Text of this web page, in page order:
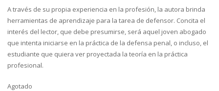
A través de su propia experiencia en la profesión, la autora brinda
herramientas de aprendizaje para la tarea de defensor. Concita el
interés del lector, que debe presumirse, será aquel joven abogado
que intenta iniciarse en la práctica de la defensa penal, o incluso, el
estudiante que quiera ver proyectada la teoría en la práctica
profesional.
Agotado